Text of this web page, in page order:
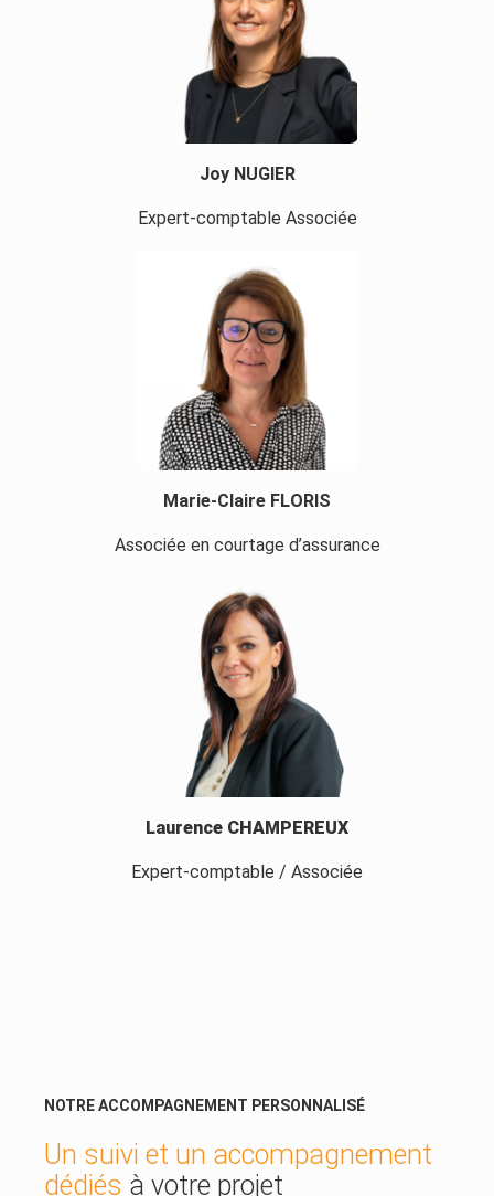
Joy NUGIER
Expert-comptable Associée
Marie-Claire FLORIS
Associée en courtage d’assurance
Laurence CHAMPEREUX
Expert-comptable / Associée
NOTRE ACCOMPAGNEMENT PERSONNALISÉ
Un suivi et un accompagnement
dédiés à votre projet